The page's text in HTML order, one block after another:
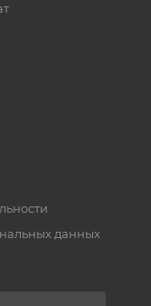
данных